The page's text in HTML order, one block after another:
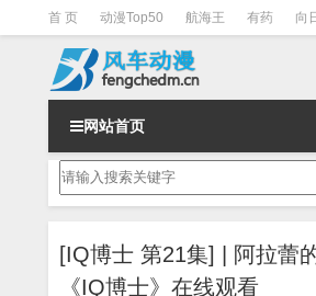
首 页 动漫Top50 航海王 有药 向
斗罗3 火影 一拳超人
网站首页
[IQ博士 第21集] | 阿拉蕾
《IQ博士》在线观看